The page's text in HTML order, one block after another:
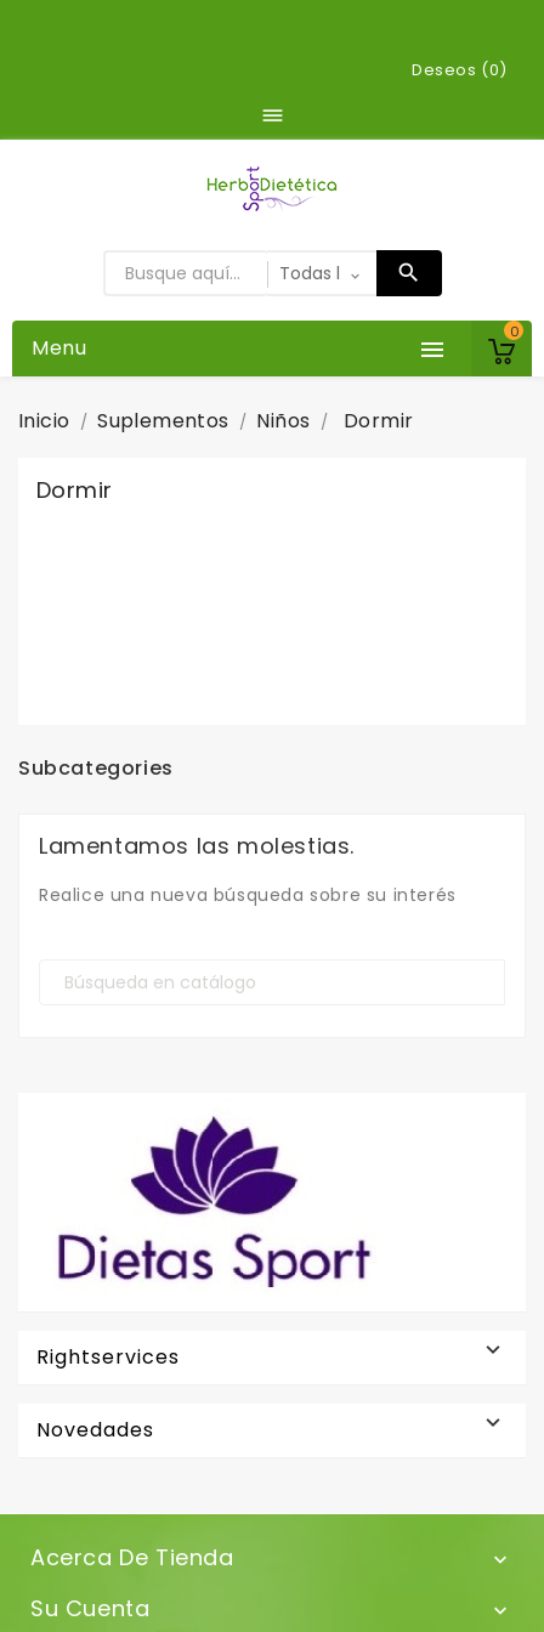
Deseos (0)

0

Menu
Inicio Suplementos Niños Dormir
Dormir
Subcategories
Lamentamos las molestias.
Realice una nueva búsqueda sobre su interés
Rightservices 
Novedades 
Acerca De Tienda 
Su Cuenta 